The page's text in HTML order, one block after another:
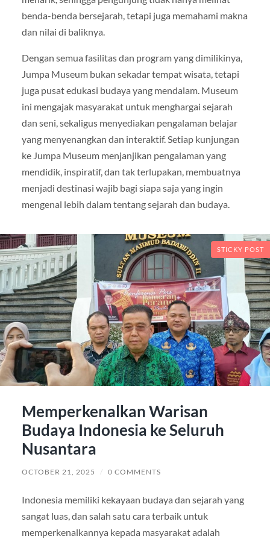
benda-benda bersejarah, tetapi juga memahami makna
dan nilai di baliknya.
Dengan semua fasilitas dan program yang dimilikinya,
Jumpa Museum bukan sekadar tempat wisata, tetapi
juga pusat edukasi budaya yang mendalam. Museum
ini mengajak masyarakat untuk menghargai sejarah
dan seni, sekaligus menyediakan pengalaman belajar
yang menyenangkan dan interaktif. Setiap kunjungan
ke Jumpa Museum menjanjikan pengalaman yang
mendidik, inspiratif, dan tak terlupakan, membuatnya
menjadi destinasi wajib bagi siapa saja yang ingin
mengenal lebih dalam tentang sejarah dan budaya.
STICKY POST
Memperkenalkan Warisan
Budaya Indonesia ke Seluruh
Nusantara
OCTOBER 21, 2025 / 0 COMMENTS
Indonesia memiliki kekayaan budaya dan sejarah yang
sangat luas, dan salah satu cara terbaik untuk
memperkenalkannya kepada masyarakat adalah